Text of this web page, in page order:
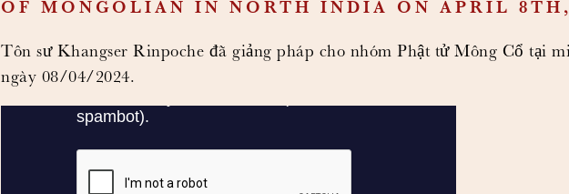
OF MONGOLIAN IN NORTH INDIA ON APRIL 8TH,
Tôn sư Khangser Rinpoche đã giảng pháp cho nhóm Phật tử Mông Cổ tại
ngày 08/04/2024.